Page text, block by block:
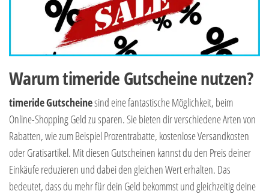
Warum timeride Gutscheine nutzen?
timerideGutscheinesind eine fantastische Möglichkeit, beim
Online-Shopping Geld zu sparen. Sie bieten dir verschiedene Arten von
Rabatten, wie zum Beispiel Prozentrabatte, kostenlose Versandkosten
oder Gratisartikel. Mit diesen Gutscheinen kannst du den Preis deiner
Einkäufe reduzieren und dabei den gleichen Wert erhalten. Das
bedeutet, dass du mehr für dein Geld bekommst und gleichzeitig deine